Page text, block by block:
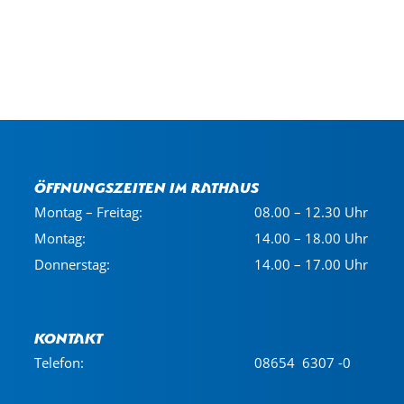
Öffnungszeiten im Rathaus
Montag – Freitag:
08.00 – 12.30 Uhr
Montag:
14.00 – 18.00 Uhr
Donnerstag:
14.00 – 17.00 Uhr
Kontakt
Telefon: 08654 6307 -0